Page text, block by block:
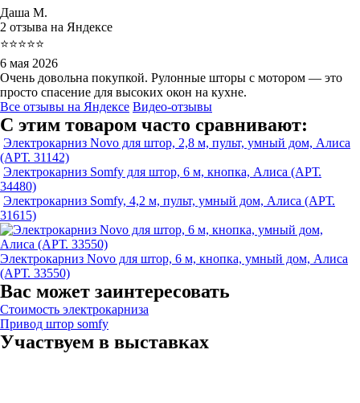
Даша М.
2 отзыва на Яндексе
⭐⭐⭐⭐⭐
6 мая 2026
Очень довольна покупкой. Рулонные шторы с мотором — это
просто спасение для высоких окон на кухне.
Все отзывы на Яндексе Видео-отзывы
С этим товаром часто сравнивают:
Электрокарниз Novo для штор, 2,8 м, пульт, умный дом, Алиса
(АРТ. 31142)
Электрокарниз Somfy для штор, 6 м, кнопка, Алиса (АРТ.
34480)
Электрокарниз Somfy, 4,2 м, пульт, умный дом, Алиса (АРТ.
31615)
Электрокарниз Novo для штор, 6 м, кнопка, умный дом, Алиса
(АРТ. 33550)
Вас может заинтересовать
Стоимость электрокарниза
Привод штор somfy
Участвуем в выставках